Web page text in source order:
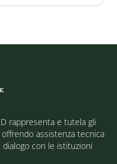
rappresenta e tutela gli
assistenza tecnica
con le istituzioni